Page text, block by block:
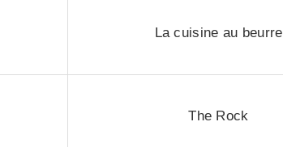
La cuisine au beurre
The Rock